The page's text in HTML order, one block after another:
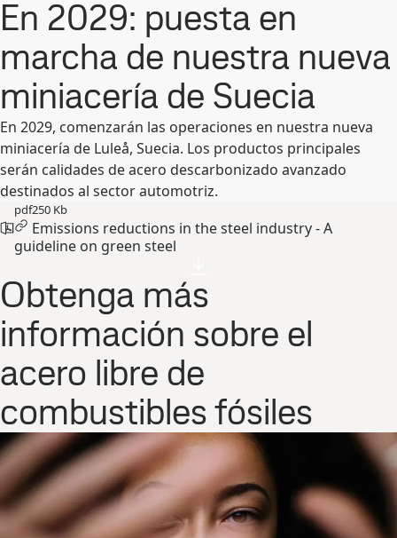
En 2029: puesta en
marcha de nuestra nueva
miniacería de Suecia
En 2029, comenzarán las operaciones en nuestra nueva
miniacería de Luleå, Suecia. Los productos principales
serán calidades de acero descarbonizado avanzado
destinados al sector automotriz.
pdf250 Kb
Emissions reductions in the steel industry - A
guideline on green steel
Obtenga más
información sobre el
acero libre de
combustibles fósiles